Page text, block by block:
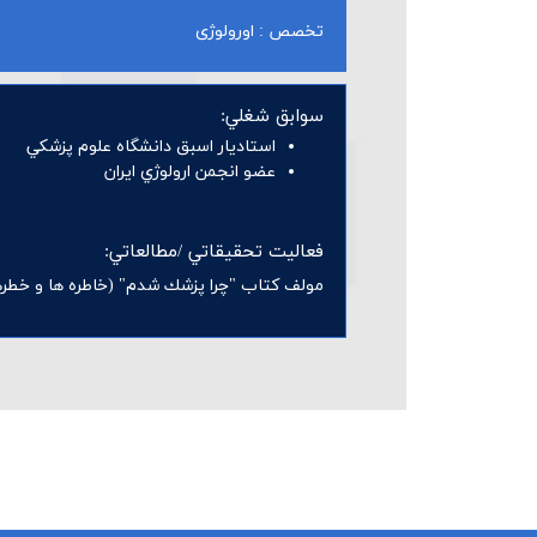
تخصص : اورولوژی
سوابق شغلي:
استاديار اسبق دانشگاه علوم پزشكي
عضو انجمن ارولوژي ايران
فعاليت تحقيقاتي /مطالعاتي:
مولف كتاب "چرا پزشك شدم" (خاطره ها و